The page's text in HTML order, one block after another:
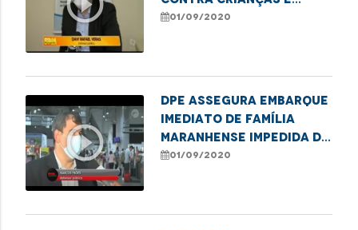
adolescentes
01/09/2020
play_circle_outline
DPE assegura embarque
imediato de família
maranhense impedida de
viajar
01/09/2020